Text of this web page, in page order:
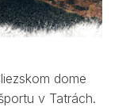
dome
v Tatrách.